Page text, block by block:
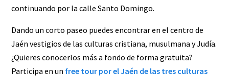
continuando por la calle Santo Domingo.
Dando un corto paseo puedes encontrar en el centro de
Jaén vestigios de las culturas cristiana, musulmana y Judía.
¿Quieres conocerlos más a fondo de forma gratuita?
Participa en un free tour por el Jaén de las tres culturas